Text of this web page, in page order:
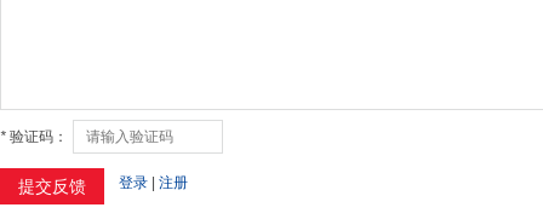
* 验证码：
登录 | 注册